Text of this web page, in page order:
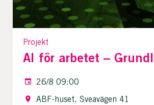
Projekt
AI för arbetet –
26/8 09:00
ABF-huset, Sveavägen 41